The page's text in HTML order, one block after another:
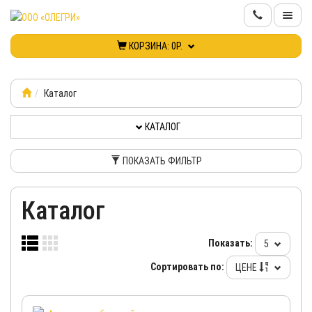
КОРЗИНА: 0Р.
КАТАЛОГ
ИНФОРМАЦИЯ
КАБИНЕТ
Каталог
КАТАЛОГ
ПОКАЗАТЬ ФИЛЬТР
Каталог
Показать: 5
Сортировать по: ЦЕНЕ